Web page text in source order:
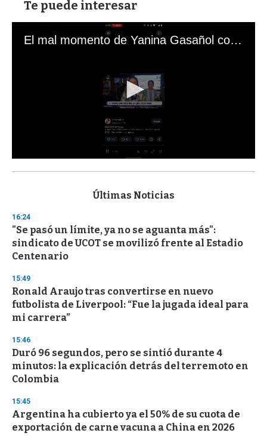
Te puede interesar
El mal momento de Yanina Gasañol con un hincha argentino en "Subrayado"
s
d
s
o
f
3
s
e
c
o
n
Últimas Noticias
16:24
"Se pasó un límite, ya no se aguanta más":
sindicato de UCOT se movilizó frente al Estadio
Centenario
15:49
Ronald Araujo tras convertirse en nuevo
futbolista de Liverpool: “Fue la jugada ideal para
mi carrera”
15:46
Duró 96 segundos, pero se sintió durante 4
minutos: la explicación detrás del terremoto en
Colombia
15:45
Argentina ha cubierto ya el 50% de su cuota de
exportación de carne vacuna a China en 2026